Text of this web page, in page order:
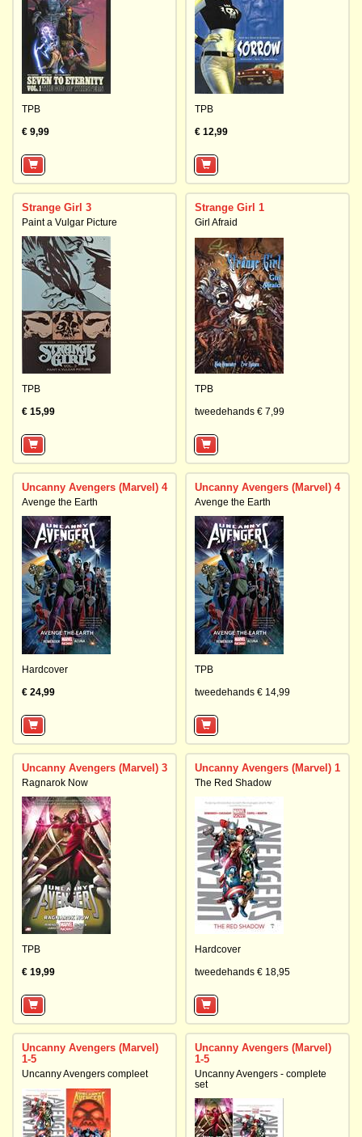
TPB
€ 9,99
TPB
€ 12,99
Strange Girl 3
Paint a Vulgar Picture
TPB
€ 15,99
Strange Girl 1
Girl Afraid
TPB
tweedehands € 7,99
Uncanny Avengers (Marvel) 4
Avenge the Earth
Hardcover
€ 24,99
Uncanny Avengers (Marvel) 4
Avenge the Earth
TPB
tweedehands € 14,99
Uncanny Avengers (Marvel) 3
Ragnarok Now
TPB
€ 19,99
Uncanny Avengers (Marvel) 1
The Red Shadow
Hardcover
tweedehands € 18,95
Uncanny Avengers (Marvel)
1-5
Uncanny Avengers compleet
Uncanny Avengers (Marvel)
1-5
Uncanny Avengers - complete
set